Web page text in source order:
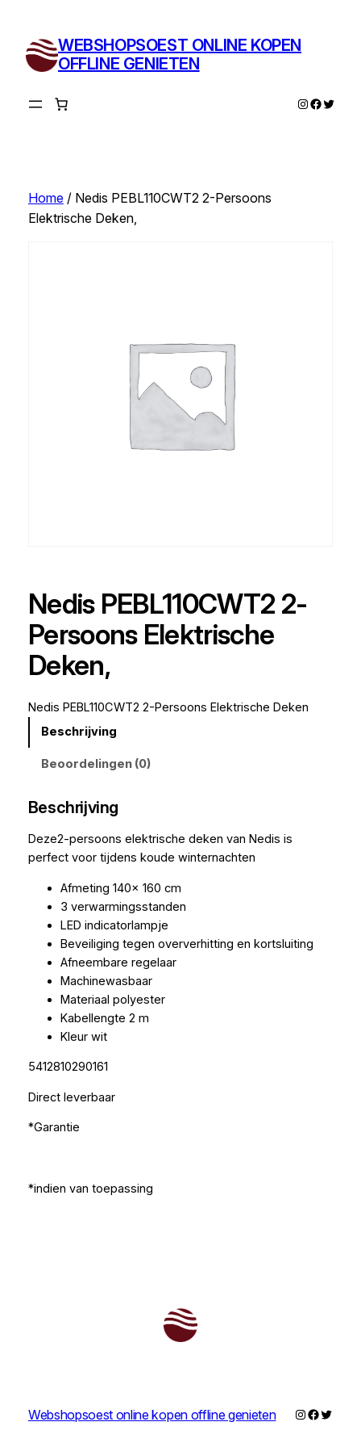
inhoud
WEBSHOPSOEST ONLINE KOPEN
OFFLINE GENIETEN
Instagram
Twitter
Home/ Nedis PEBL110CWT2 2-Persoons
Elektrische Deken,
Nedis PEBL110CWT2 2-
Persoons Elektrische
Deken,
Nedis PEBL110CWT2 2-Persoons Elektrische Deken
Beschrijving
Beoordelingen (0)
Beschrijving
Deze2-persoons elektrische deken van Nedis is
perfect voor tijdens koude winternachten
Afmeting 140x 160 cm
3 verwarmingsstanden
LED indicatorlampje
Beveiliging tegen oververhitting en kortsluiting
Afneembare regelaar
Machinewasbaar
Materiaal polyester
Kabellengte 2 m
Kleur wit
5412810290161
Direct leverbaar
*Garantie
*indien van toepassing
Webshopsoest online kopen offline genieten Instagram
Twitter